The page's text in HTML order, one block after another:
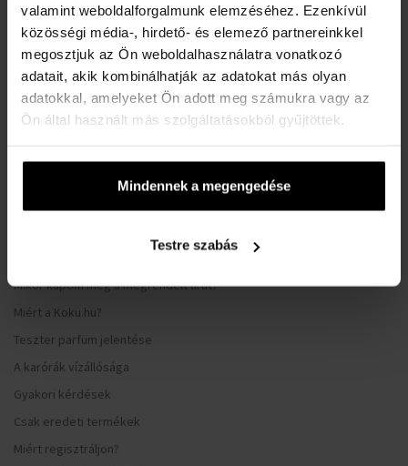
valamint weboldalforgalmunk elemzéséhez. Ezenkívül
közösségi média-, hirdető- és elemező partnereinkkel
megosztjuk az Ön weboldalhasználatra vonatkozó
adatait, akik kombinálhatják az adatokat más olyan
adatokkal, amelyeket Ön adott meg számukra vagy az
Ön által használt más szolgáltatásokból gyűjtöttek.
Mindennek a megengedése
Testre szabás
Kapcsolatfelvételi űrlap
Kapcsolat
VÁSÁRLÓI TÁJÉKOZTATÓ
Mikor kapom meg a megrendelt árut?
Miért a Koku.hu?
Teszter parfüm jelentése
A karórák vízállósága
Gyakori kérdések
Csak eredeti termékek
Miért regisztráljon?